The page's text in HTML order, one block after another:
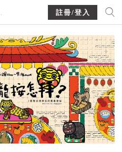
註冊/登入